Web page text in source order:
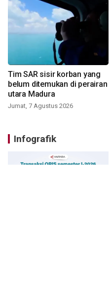
Tim SAR sisir korban yang
belum ditemukan di perairan
utara Madura
Jumat, 7 Agustus 2026
Infografik